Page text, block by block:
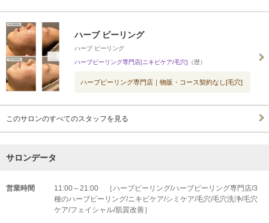
ハーブ ピーリング
ハーブ ピーリング
ハーブピーリング専門店[ニキビケア/毛穴] （歴）
ハーブピーリング専門店｜物販・コース契約なし[毛穴]
このサロンのすべてのスタッフを見る
サロンデータ
営業時間
11:00～21:00 ［ハーブピーリング/ハーブピーリング専門店/3
種のハーブピーリング/ニキビケア/シミケア/毛穴/毛穴洗浄/毛穴
ケア/フェイシャル/肌質改善］